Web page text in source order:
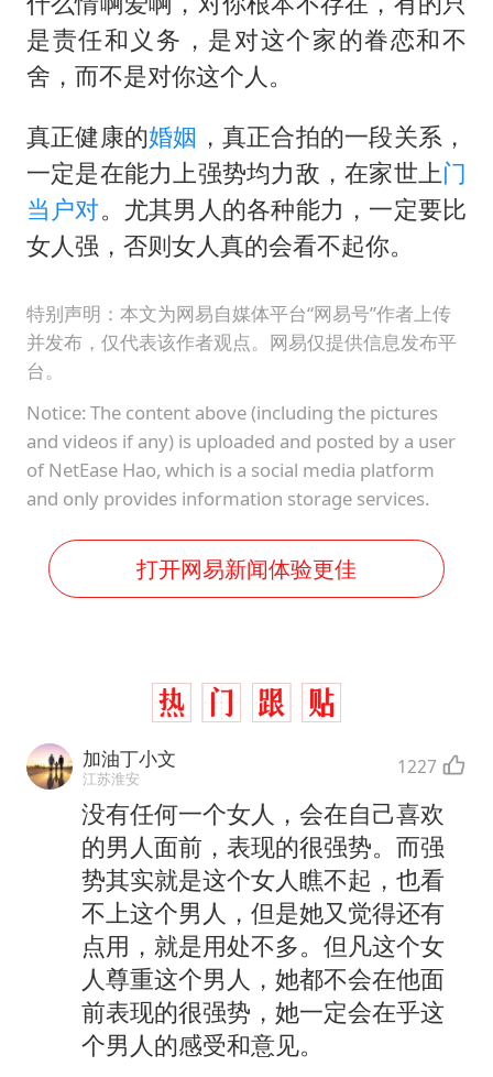
是责任和义务，是对这个家的眷恋和不
舍，而不是对你这个人。
真正健康的婚姻 ，真正合拍的一段关系，
一定是在能力上强势均力敌，在家世上门
当户对。尤其男人的各种能力，一定要比
女人强，否则女人真的会看不起你。
特别声明：本文为网易自媒体平台“网易号”作者上传
并发布，仅代表该作者观点。网易仅提供信息发布平
台。
Notice: The content above (including the pictures
and videos if any) is uploaded and posted by a user
of NetEase Hao, which is a social media platform
and only provides information storage services.
打开网易新闻体验更佳
加油丁小文
江苏淮安 1227
没有任何一个女人，会在自己喜欢
的男人面前，表现的很强势。而强
势其实就是这个女人瞧不起，也看
不上这个男人，但是她又觉得还有
点用，就是用处不多。但凡这个女
人尊重这个男人，她都不会在他面
前表现的很强势，她一定会在乎这
个男人的感受和意见。